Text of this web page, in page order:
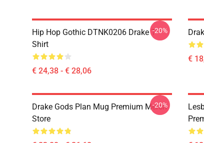
Hip Hop Gothic DTNK0206 Drake T-
Shirt
€ 24,38 - € 28,06
-20%
€
Drake Gods Plan Mug Premium Merch
Store
-20%